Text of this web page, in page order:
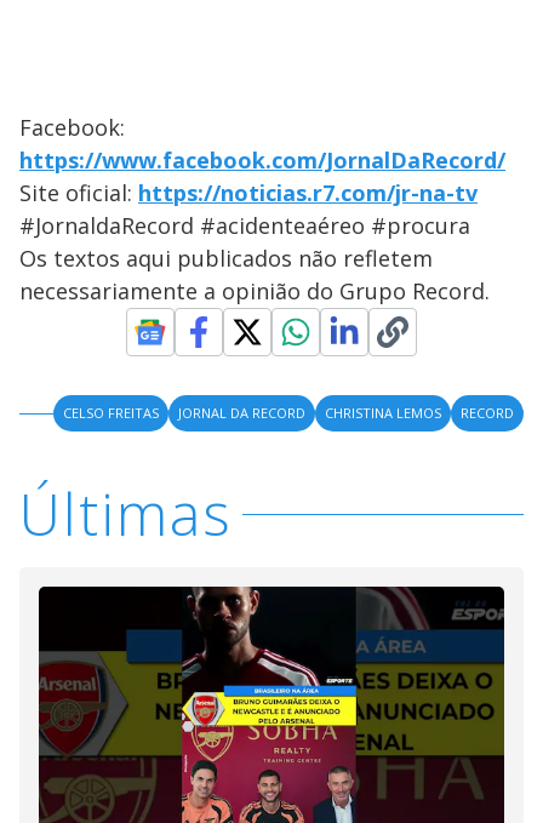
Facebook:
https://www.facebook.com/JornalDaRecord/
Site oficial: https://noticias.r7.com/jr-na-tv
#JornaldaRecord #acidenteaéreo #procura
Os textos aqui publicados não refletem
necessariamente a opinião do Grupo Record.
CELSO FREITAS JORNAL DA RECORD CHRISTINA LEMOS RECORD
Últimas